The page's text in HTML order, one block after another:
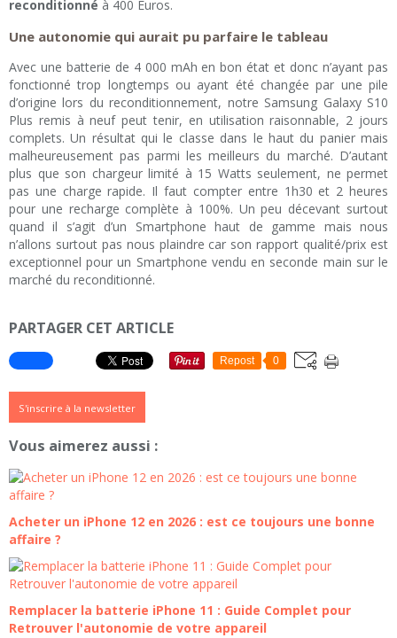
reconditionné à 400 Euros.
Une autonomie qui aurait pu parfaire le tableau
Avec une batterie de 4 000 mAh en bon état et donc n’ayant pas
fonctionné trop longtemps ou ayant été changée par une pile
d’origine lors du reconditionnement, notre Samsung Galaxy S10
Plus remis à neuf peut tenir, en utilisation raisonnable, 2 jours
complets. Un résultat qui le classe dans le haut du panier mais
malheureusement pas parmi les meilleurs du marché. D’autant
plus que son chargeur limité à 15 Watts seulement, ne permet
pas une charge rapide. Il faut compter entre 1h30 et 2 heures
pour une recharge complète à 100%. Un peu décevant surtout
quand il s’agit d’un Smartphone haut de gamme mais nous
n’allons surtout pas nous plaindre car son rapport qualité/prix est
exceptionnel pour un Smartphone vendu en seconde main sur le
marché du reconditionné.
PARTAGER CET ARTICLE
Repost 0
S'inscrire à la newsletter
Vous aimerez aussi :
Acheter un iPhone 12 en 2026 : est ce toujours une bonne
affaire ?
Remplacer la batterie iPhone 11 : Guide Complet pour
Retrouver l'autonomie de votre appareil